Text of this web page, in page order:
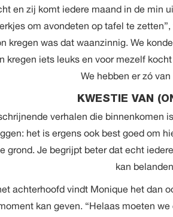
en zij komt iedere maand in de min
om avondeten op tafel te
kregen was dat waanzinnig. We
kregen iets leuks en voor mezelf
We hebben er zó van
KWESTIE VAN
verhalen die binnenkomen
het is ergens ook best goed om
grond. Je begrijpt beter dat echt
kan
achterhoofd vindt Monique het dan
kan geven. “Helaas moeten